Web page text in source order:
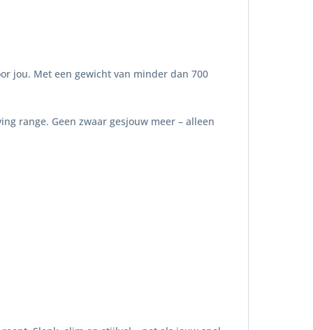
jou. Met een gewicht van minder dan 700
range. Geen zwaar gesjouw meer – alleen